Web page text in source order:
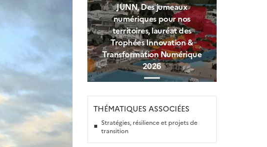
JUNN, Des jumeaux
numériques pour nos
territoires, lauréat des
Trophées Innovation &
Transformation Numérique
2026
THÉMATIQUES ASSOCIÉES
Stratégies, résilience et projets de
transition